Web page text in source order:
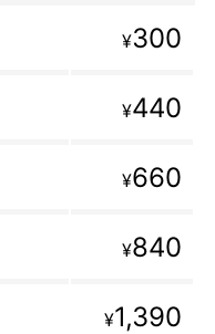
¥300
¥440
¥660
¥840
¥1,390